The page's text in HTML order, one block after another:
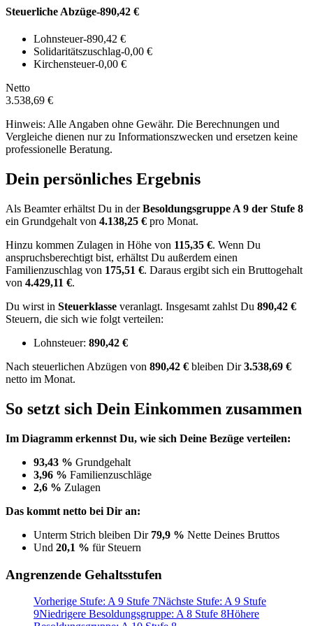
Steuerliche Abzüge-890,42 €
Lohnsteuer-890,42 €
Solidaritätszuschlag-0,00 €
Kirchensteuer-0,00 €
Netto
3.538,69 €
Hinweis: Alle Angaben ohne Gewähr. Die Berechnungen und
Vergleiche dienen nur zu Informationszwecken und ersetzen keine
professionelle Beratung.
Dein persönliches Ergebnis
Als Beamter erhältst Du in derBesoldungsgruppe A 9 der Stufe 8
ein Grundgehalt von 4.138,25 € pro Monat.
Hinzu kommen Zulagen in Höhe von 115,35 €. Wenn Du
anspruchsberechtigt bist, erhältst Du außerdem einen
Familienzuschlag von 175,51 €. Daraus ergibt sich ein Bruttogehalt
von 4.429,11 €.
Du wirst in Steuerklasse veranlagt. Insgesamt zahlst Du 890,42 €
Steuern, die sich wie folgt verteilen:
Lohnsteuer: 890,42 €
Nach steuerlichen Abzügen von 890,42 € bleiben Dir3.538,69 €
netto im Monat.
So setzt sich Dein Einkommen zusammen
Im Diagramm erkennst Du, wie sich Deine Bezüge verteilen:
93,43 % Grundgehalt
3,96 % Familienzuschläge
2,6 % Zulagen
Das kommt netto bei Dir an:
Unterm Strich bleiben Dir 79,9 % Nette Deines Bruttos
Und 20,1 % für Steuern
Angrenzende Gehaltsstufen
Vorherige Stufe: A 9 Stufe 7Nächste Stufe: A 9 Stufe
9Niedrigere Besoldungsgruppe: A 8 Stufe 8Höhere